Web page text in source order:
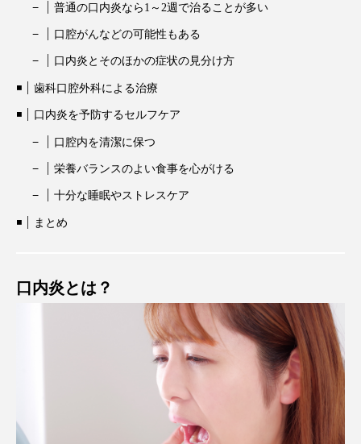
普通の口内炎なら1～2週で治ることが多い
口腔がんなどの可能性もある
口内炎とそのほかの症状の見分け方
歯科口腔外科による治療
口内炎を予防するセルフケア
口腔内を清潔に保つ
栄養バランスのよい食事を心がける
十分な睡眠やストレスケア
まとめ
口内炎とは？